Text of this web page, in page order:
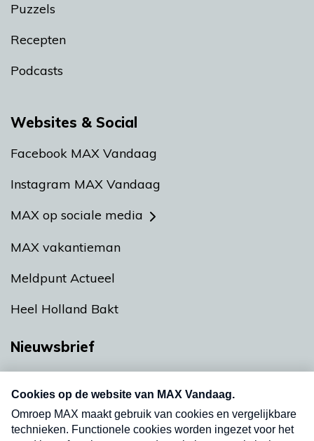
Puzzels
Recepten
Podcasts
Websites & Social
Facebook MAX Vandaag
Instagram MAX Vandaag
MAX op sociale media
MAX vakantieman
Meldpunt Actueel
Heel Holland Bakt
Nieuwsbrief
nieuwsbrief. Elke vrijdag- en dinsdagochtend in
uw mailbox.